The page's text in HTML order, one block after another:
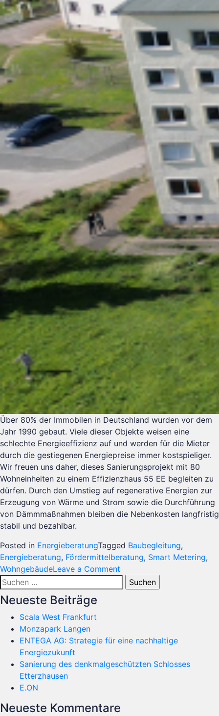
Über 80% der Immobilen in Deutschland wurden vor dem
Jahr 1990 gebaut. Viele dieser Objekte weisen eine
schlechte Energieeffizienz auf und werden für die Mieter
durch die gestiegenen Energiepreise immer kostspieliger.
Wir freuen uns daher, dieses Sanierungsprojekt mit 80
Wohneinheiten zu einem Effizienzhaus 55 EE begleiten zu
dürfen. Durch den Umstieg auf regenerative Energien zur
Erzeugung von Wärme und Strom sowie die Durchführung
von Dämmmaßnahmen bleiben die Nebenkosten langfristig
stabil und bezahlbar.
Posted in EnergieberatungTagged Baubegleitung,
Energieberatung, Fördermittelberatung, Smart Metering,
WohngebäudeLeave a Comment
Sanierung
80
Suchen
nach:
Neueste Beiträge
Scala West Frankfurt
Monzapark Langen
ENTEGA AG: Strategie für eine nachhaltige
Energiezukunft
Sanierung des denkmalgeschützten Schlosses
Etterzhausen
E.ON
Neueste Kommentare